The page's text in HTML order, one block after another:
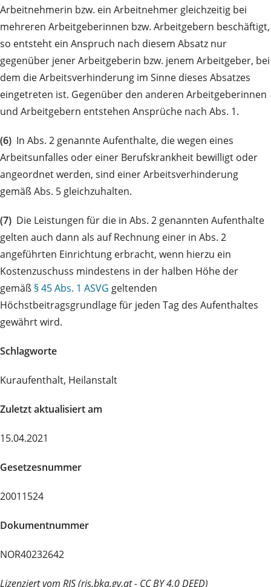
Arbeitnehmerin bzw. ein Arbeitnehmer gleichzeitig bei
mehreren Arbeitgeberinnen bzw. Arbeitgebern beschäftigt,
so entsteht ein Anspruch nach diesem Absatz nur
gegenüber jener Arbeitgeberin bzw. jenem Arbeitgeber, bei
dem die Arbeitsverhinderung im Sinne dieses Absatzes
eingetreten ist. Gegenüber den anderen Arbeitgeberinnen
und Arbeitgebern entstehen Ansprüche nach Abs. 1.
(6) In Abs. 2 genannte Aufenthalte, die wegen eines
Arbeitsunfalles oder einer Berufskrankheit bewilligt oder
angeordnet werden, sind einer Arbeitsverhinderung
gemäß Abs. 5 gleichzuhalten.
(7) Die Leistungen für die in Abs. 2 genannten Aufenthalte
gelten auch dann als auf Rechnung einer in Abs. 2
angeführten Einrichtung erbracht, wenn hierzu ein
Kostenzuschuss mindestens in der halben Höhe der
gemäß § 45 Abs. 1 ASVG geltenden
Höchstbeitragsgrundlage für jeden Tag des Aufenthaltes
gewährt wird.
Schlagworte
Kuraufenthalt, Heilanstalt
Zuletzt aktualisiert am
15.04.2021
Gesetzesnummer
20011524
Dokumentnummer
NOR40232642
Lizenziert vom RIS (ris.bka.gv.at - CC BY 4.0 DEED)